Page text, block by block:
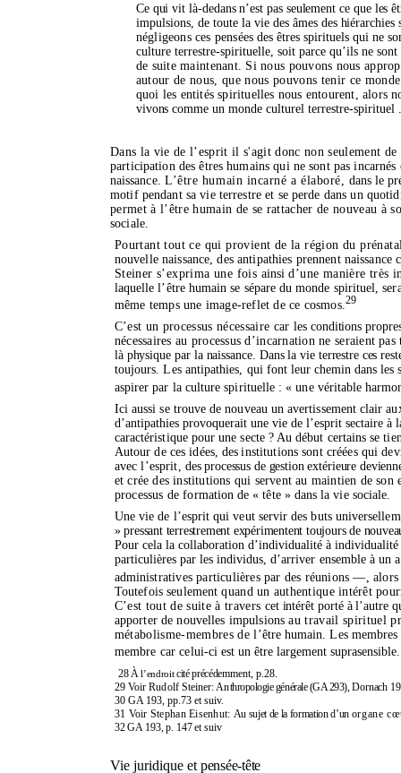
Ce qui vit là-dedansn’est pas seulement ce que les
impulsions, de toute la vie des âmes des hiérarchies
négligeons ces penséesdes êtres spirituels qui ne
culture terrestre-spirituelle, soit parce qu’ilsne sont
de suite maintenant. Si nous pouvons nous
autour de nous, que nous pouvons tenir ce
quoi les entités spirituelles nous entourent, alors
vivons comme un monde culturel terrestre-spirituel .
Dans la vie del’esprit il s'agit donc non seulement
participation des êtres humains qui ne sont pas incarnés
naissance. L’être humain incarné a élaboré, dans le
motif pendant sa vie terrestre et se perde dans un
permet à l’être humain de se rattacher de nouveau à
sociale.
Pourtant tout ce qui provient de la région du
nouvelle naissance, des antipathies prennent naissance
Steiner s’exprima une fois ainsid’une manière très
laquelle l’être humain se sépare du monde spirituel,
même temps une image-reflet de ce cosmos.29
C’est un processus nécessaire carles conditions
nécessaires au processus d’incarnation ne seraientpas
là physique par la naissance. Dans la vie terrestre ces
toujours. Les antipathies, qui font leur chemin dans les
aspirer par la culture spirituelle : « une véritable
Ici aussi se trouve de nouveau un avertissement clair
d’antipathies provoquerait une vie de l’esprit sectaire à
caractéristique pour une secte ? Au début certains se
Autour de ces idées,desinstitutions sont créées qui
avec l’esprit, des processus de gestion extérieure
et crée des institutions qui servent au maintien de
processus deformation de « tête » dans la vie sociale.
Une vie de l’esprit qui veut servir des buts
» pressant terrestrement expérimentent toujours de
Pour cela la collaboration d’individualité à individualité
particulières par les individus, d’arriver ensemble à un
administratives particulières par des réunions —, alors
Toutefois seulementquand un authentique intérêt
C’est tout de suite à travers cet intérêt porté à l’autre
apporter de nouvelles impulsionsau travail spirituel
métabolisme-membres del’être humain. Les membres
membre car celui-ciest un être largement
28 Àl’endroitcité précédemment, p.28.
29 Voir Rudolf Steiner: Anthropologie générale (GA 293),Dornach
30 GA 193, pp.73 et suiv.
31 Voir Stephan Eisenhut: Au sujet de la formation d’un organe
32 GA 193, p. 147 et suiv
Vie juridique etpensée-tête